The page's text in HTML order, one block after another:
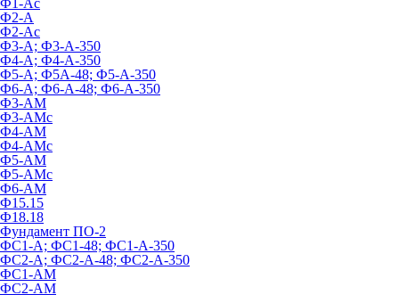
Ф1-Ас
Ф2-А
Ф2-Ас
Ф3-А; Ф3-А-350
Ф4-А; Ф4-А-350
Ф5-А; Ф5А-48; Ф5-А-350
Ф6-А; Ф6-А-48; Ф6-А-350
Ф3-АМ
Ф3-АМс
Ф4-АМ
Ф4-АМс
Ф5-АМ
Ф5-АМс
Ф6-АМ
Ф15.15
Ф18.18
Фундамент ПО‑2
ФС1-А; ФС1-48; ФС1-А-350
ФС2-А; ФС2-А-48; ФС2-А-350
ФС1-АМ
ФС2-АМ